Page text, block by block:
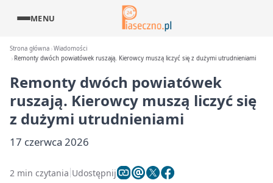
MENU
Strona główna Wiadomości
Remonty dwóch powiatówek ruszają. Kierowcy muszą liczyć się z dużymi utrudnieniami
Remonty dwóch powiatówek
ruszają. Kierowcy muszą liczyć się
z dużymi utrudnieniami
17 czerwca 2026
2 min czytania Udostępnij